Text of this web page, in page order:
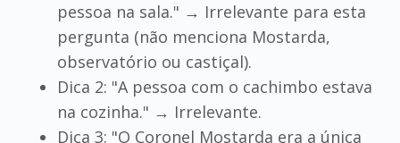
pessoa na sala." → Irrelevante para esta
pergunta (não menciona Mostarda,
observatório ou castiçal).
Dica 2: "A pessoa com o cachimbo estava
na cozinha." → Irrelevante.
Dica 3: "O Coronel Mostarda era a única